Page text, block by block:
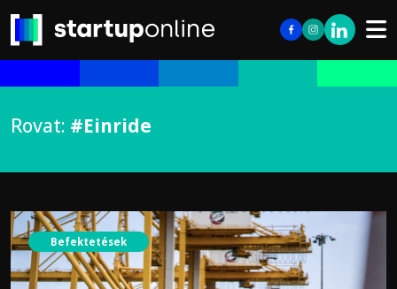
Rovat: #Einride
Befektetések